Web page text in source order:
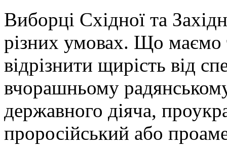
Виборці Східної та
різних умовах. Що
відрізнити щирість від
вчорашньому
державного діяча,
проросійський або